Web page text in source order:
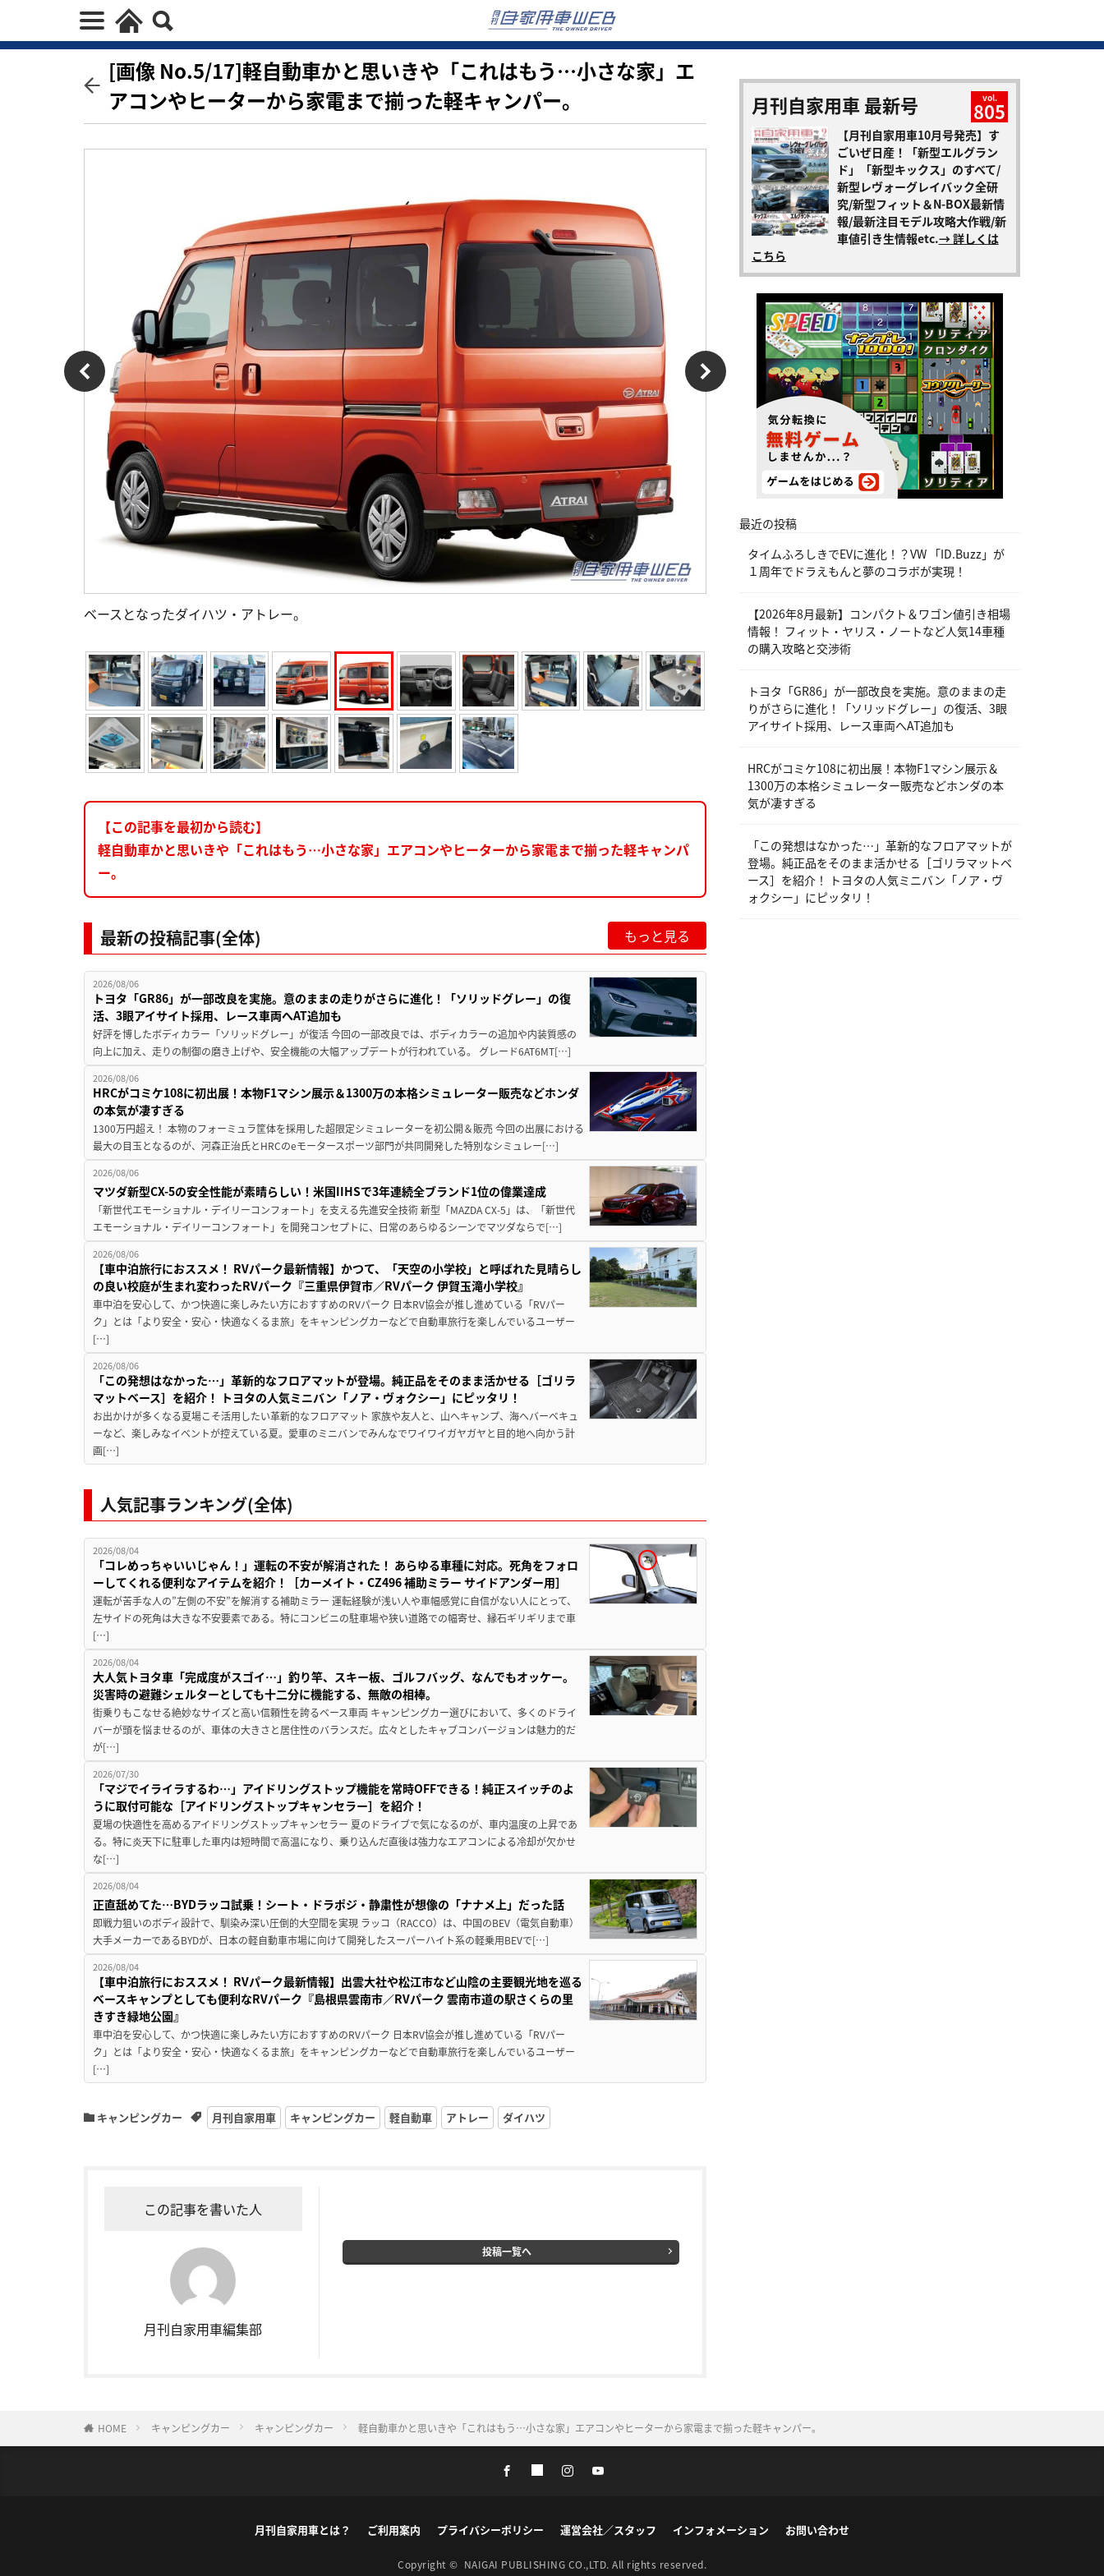
[画像 No.5/17]軽自動車かと思いきや「これはもう…小さな家」エ
アコンやヒーターから家電まで揃った軽キャンパー。
ベースとなったダイハツ・アトレー。
【この記事を最初から読む】
軽自動車かと思いきや「これはもう…小さな家」エアコンやヒーターから家電まで揃った軽キャンパ
ー。
最新の投稿記事(全体) もっと見る
2026/08/06
トヨタ「GR86」が一部改良を実施。意のままの走りがさらに進化！「ソリッドグレー」の復
活、3眼アイサイト採用、レース車両へAT追加も
好評を博したボディカラー「ソリッドグレー」が復活 今回の一部改良では、ボディカラーの追加や内装質感の
向上に加え、走りの制御の磨き上げや、安全機能の大幅アップデートが行われている。 グレード6AT6MT[…]
2026/08/06
HRCがコミケ108に初出展！本物F1マシン展示＆1300万の本格シミュレーター販売などホンダ
の本気が凄すぎる
1300万円超え！ 本物のフォーミュラ筐体を採用した超限定シミュレーターを初公開＆販売 今回の出展における
最大の目玉となるのが、河森正治氏とHRCのeモータースポーツ部門が共同開発した特別なシミュレー[…]
2026/08/06
マツダ新型CX-5の安全性能が素晴らしい！米国IIHSで3年連続全ブランド1位の偉業達成
「新世代エモーショナル・デイリーコンフォート」を支える先進安全技術 新型「MAZDA CX-5」は、「新世代
エモーショナル・デイリーコンフォート」を開発コンセプトに、日常のあらゆるシーンでマツダならで[…]
2026/08/06
【車中泊旅行におススメ！ RVパーク最新情報】かつて、「天空の小学校」と呼ばれた見晴らし
の良い校庭が生まれ変わったRVパーク『三重県伊賀市／RVパーク 伊賀玉滝小学校』
車中泊を安心して、かつ快適に楽しみたい方におすすめのRVパーク 日本RV協会が推し進めている「RVパー
ク」とは「より安全・安心・快適なくるま旅」をキャンピングカーなどで自動車旅行を楽しんでいるユーザー
[…]
2026/08/06
「この発想はなかった…」革新的なフロアマットが登場。純正品をそのまま活かせる［ゴリラ
マットベース］を紹介！ トヨタの人気ミニバン「ノア・ヴォクシー」にピッタリ！
お出かけが多くなる夏場こそ活用したい革新的なフロアマット 家族や友人と、山へキャンプ、海へバーベキュ
ーなど、楽しみなイベントが控えている夏。愛車のミニバンでみんなでワイワイガヤガヤと目的地へ向かう計
画[…]
人気記事ランキング(全体)
2026/08/04
「コレめっちゃいいじゃん！」運転の不安が解消された！ あらゆる車種に対応。死角をフォロ
ーしてくれる便利なアイテムを紹介！［カーメイト・CZ496 補助ミラー サイドアンダー用］
運転が苦手な人の”左側の不安”を解消する補助ミラー 運転経験が浅い人や車幅感覚に自信がない人にとって、
左サイドの死角は大きな不安要素である。特にコンビニの駐車場や狭い道路での幅寄せ、縁石ギリギリまで車
[…]
2026/08/04
大人気トヨタ車「完成度がスゴイ…」釣り竿、スキー板、ゴルフバッグ、なんでもオッケー。
災害時の避難シェルターとしても十二分に機能する、無敵の相棒。
街乗りもこなせる絶妙なサイズと高い信頼性を誇るベース車両 キャンピングカー選びにおいて、多くのドライ
バーが頭を悩ませるのが、車体の大きさと居住性のバランスだ。広々としたキャブコンバージョンは魅力的だ
が[…]
2026/07/30
「マジでイライラするわ…」アイドリングストップ機能を常時OFFできる！純正スイッチのよ
うに取付可能な［アイドリングストップキャンセラー］を紹介！
夏場の快適性を高めるアイドリングストップキャンセラー 夏のドライブで気になるのが、車内温度の上昇であ
る。特に炎天下に駐車した車内は短時間で高温になり、乗り込んだ直後は強力なエアコンによる冷却が欠かせ
な[…]
2026/08/04
正直舐めてた…BYDラッコ試乗！シート・ドラポジ・静粛性が想像の「ナナメ上」だった話
即戦力狙いのボディ設計で、馴染み深い圧倒的大空間を実現 ラッコ（RACCO）は、中国のBEV（電気自動車）
大手メーカーであるBYDが、日本の軽自動車市場に向けて開発したスーパーハイト系の軽乗用BEVで[…]
2026/08/04
【車中泊旅行におススメ！ RVパーク最新情報】出雲大社や松江市など山陰の主要観光地を巡る
ベースキャンプとしても便利なRVパーク『島根県雲南市／RVパーク 雲南市道の駅さくらの里
きすき緑地公園』
車中泊を安心して、かつ快適に楽しみたい方におすすめのRVパーク 日本RV協会が推し進めている「RVパー
ク」とは「より安全・安心・快適なくるま旅」をキャンピングカーなどで自動車旅行を楽しんでいるユーザー
[…]
キャンピングカー 月刊自家用車 キャンピングカー 軽自動車 アトレー ダイハツ
この記事を書いた人
月刊自家用車編集部
投稿一覧へ
月刊自家用車 最新号 vol.
805
【月刊自家用車10月号発売】す
ごいぜ日産！「新型エルグラン
ド」「新型キックス」のすべて/
新型レヴォーグレイバック全研
究/新型フィット＆N-BOX最新情
報/最新注目モデル攻略大作戦/新
車値引き生情報etc.→ 詳しくは
こちら
最近の投稿
タイムふろしきでEVに進化！？VW 「ID.Buzz」が
１周年でドラえもんと夢のコラボが実現！
【2026年8月最新】コンパクト＆ワゴン値引き相場
情報！ フィット・ヤリス・ノートなど人気14車種
の購入攻略と交渉術
トヨタ「GR86」が一部改良を実施。意のままの走
りがさらに進化！「ソリッドグレー」の復活、3眼
アイサイト採用、レース車両へAT追加も
HRCがコミケ108に初出展！本物F1マシン展示＆
1300万の本格シミュレーター販売などホンダの本
気が凄すぎる
「この発想はなかった…」革新的なフロアマットが
登場。純正品をそのまま活かせる［ゴリラマットベ
ース］を紹介！ トヨタの人気ミニバン「ノア・ヴ
ォクシー」にピッタリ！
HOME キャンピングカー キャンピングカー 軽自動車かと思いきや「これはもう…小さな家」エアコンやヒーターから家電まで揃った軽キャンパー。
月刊自家用車とは？ ご利用案内 プライバシーポリシー 運営会社／スタッフ インフォメーション お問い合わせ
Copyright © NAIGAI PUBLISHING CO.,LTD. All rights reserved.